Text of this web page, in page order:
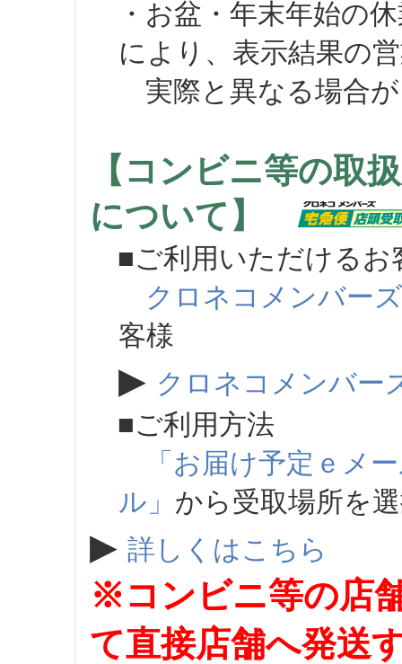
・お盆・年末年始の
により、表示結果の
実際と異なる場合が
【コンビニ等の取
について】
■ご利用いただけるお
クロネコメンバーズ
客様
▶ クロネコメンバー
■ご利用方法
「お届け予定ｅメ
ル」 から受取場所を
▶ 詳しくはこちら
※コンビニ等の店
て直接店舗へ発送